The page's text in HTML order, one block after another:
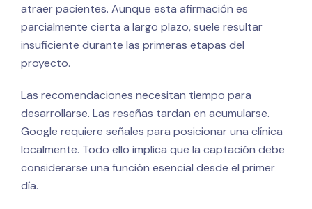
atraer pacientes. Aunque esta afirmación es
parcialmente cierta a largo plazo, suele resultar
insuficiente durante las primeras etapas del
proyecto.
Las recomendaciones necesitan tiempo para
desarrollarse. Las reseñas tardan en acumularse.
Google requiere señales para posicionar una clínica
localmente. Todo ello implica que la captación debe
considerarse una función esencial desde el primer
día.